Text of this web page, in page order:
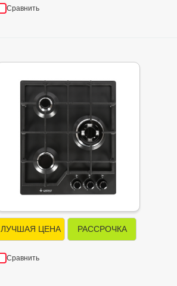
Сравнить
ЛУЧШАЯ ЦЕНА РАССРОЧКА
Сравнить